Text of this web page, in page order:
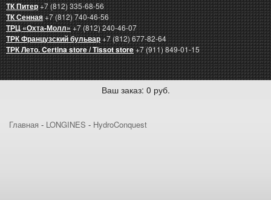
ТК Питер+7 (812) 335-68-56
ТК Сенная+7 (812) 740-46-56
ТРЦ «Охта-Молл»+7 (812) 240-46-07
ТРК Французский бульвар+7 (812) 677-82-64
ТРК Лето. Certina store / Tissot store+7 (911) 849-01-15
Ваш заказ: 0 руб.
Главная - LONGINES - HydroConquest